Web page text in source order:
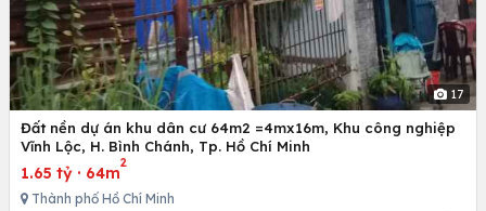
17
Đất nền dự án khu dân cư 64m2 =4mx16m, Khu công nghiệp
Vĩnh Lộc, H. Bình Chánh, Tp. Hồ Chí Minh
1.65 tỷ · 64m
2
Thành phố Hồ Chí Minh